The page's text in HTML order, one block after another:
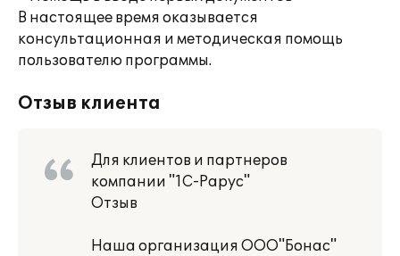
В настоящее время оказывается
консультационная и методическая помощь
пользователю программы.
Отзыв клиента
Для клиентов и партнеров
компании "1С-Рарус"
Отзыв
Наша организация ООО"Бонас"